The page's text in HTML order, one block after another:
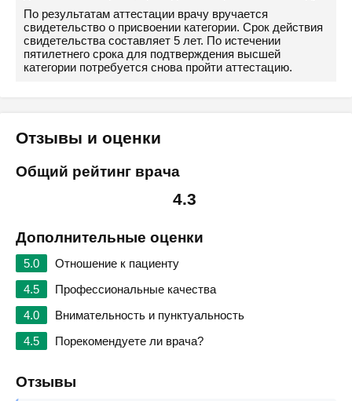
По результатам аттестации врачу вручается
свидетельство о присвоении категории. Срок действия
свидетельства составляет 5 лет. По истечении
пятилетнего срока для подтверждения высшей
категории потребуется снова пройти аттестацию.
Отзывы и оценки
Общий рейтинг врача
4.3
Дополнительные оценки
5.0
Отношение к пациенту
4.5
Профессиональные качества
4.0
Внимательность и пунктуальность
4.5
Порекомендуете ли врача?
Отзывы